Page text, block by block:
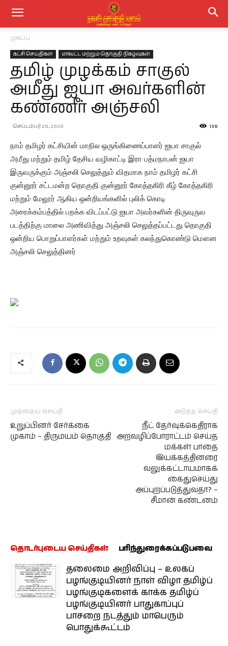
முகப்பு
கட்சி செய்திகள் மாவட்ட மற்றும் தொகுதி நிகழ்வுகள்
தமிழ் முழக்கம் சாகுல்
அமீது ஐயா அவர்களின்
கண்ணீர் அஞ்சலி
செப்டம்பர் 20, 2020 138
நாம் தமிழர் கட்சியின் மாநில ஒருங்கிணைப்பாளர் ஐயா சாகுல்
அமீது மற்றும் தமிழ் தேசிய வழிகாட்டி இரா பத்மநாபன் ஐயா
இருவருக்கும் அஞ்சலி செலுத்தும் விதமாக நாம் தமிழர் கட்சி
குன்னூர் சட்டமன்ற தொகுதி குன்னூர் கோத்தகிரி கீழ் கோத்தகிரி
மற்றும் மேலூர் ஆகிய ஒன்றியங்களில் புலிக் கொடி
அரைக்கம்பத்தில் பறக்க விடப்பட்டு ஐயா அவர்களின் திருவுருவ
படத்திற்கு மாலை அணிவித்து அஞ்சலி செலுத்தப்பட்டது தொகுதி
ஒன்றிய பொறுப்பாளர்கள் மற்றும் உறவுகள் கலந்துகொண்டு மௌன
அஞ்சலி செலுத்தினர்
முந்தைய செய்தி
உறுப்பினர் சேர்க்கை
முகாம் – திருமயம் தொகுதி
அடுத்த செய்தி
நீட் தேர்வுக்கெதிராக
அறவழிப்போராட்டம் செய்த
மக்கள் பாதை
இயக்கத்தினரை
வலுக்கட்டாயமாகக்
கைதுசெய்து
அப்புறப்படுத்துவதா? –
சீமான் கண்டனம்
தொடர்புடைய செய்திகள் பரிந்துரைக்கப்படுபவை
தலைமை அறிவிப்பு – உலகப்
பழங்குடியினர் நாள் விழா தமிழ்ப்
பழங்குடிகளைக் காக்க தமிழ்ப்
பழங்குடியினர் பாதுகாப்புப்
பாசறை நடத்தும் மாபெரும்
பொதுக்கூட்டம்